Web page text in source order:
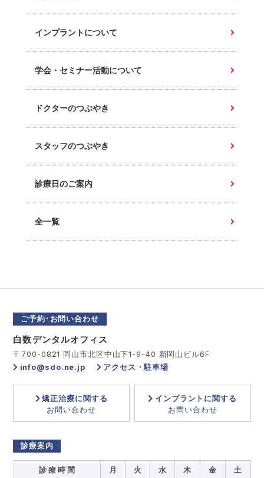
インプラントについて
学会・セミナー活動について
ドクターのつぶやき
スタッフのつぶやき
診療日のご案内
全一覧
ご予約･お問い合わせ
白数デンタルオフィス
〒700-0821 岡山市北区中山下1-9-40 新岡山ビル6F
info@sdo.ne.jp
アクセス・駐車場
矯正治療に関する
お問い合わせ
インプラントに関する
お問い合わせ
診療案内
診 療 時 間 月 火 水 木 金 土